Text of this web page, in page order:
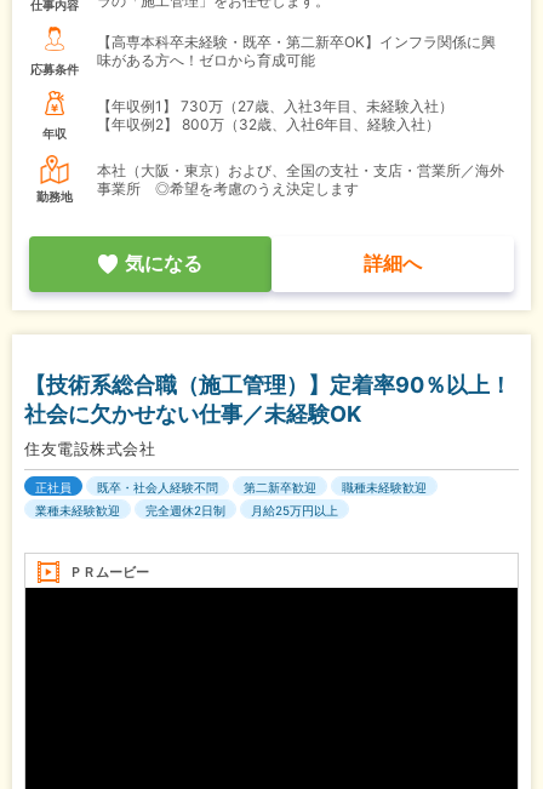
仕事内容
応募条件
【高専本科卒未経験・既卒・第二新卒OK】インフラ関係に興
味がある方へ！ゼロから育成可能
年収
【年収例1】
730万（27歳、入社3年目、未経験入社）
【年収例2】
800万（32歳、入社6年目、経験入社）
勤務地
本社（大阪・東京）および、全国の支社・支店・営業所／海外
事業所 ◎希望を考慮のうえ決定します
気になる 詳細へ
【技術系総合職（施工管理）】定着率90％以上！
社会に欠かせない仕事／未経験OK
住友電設株式会社
正社員 既卒・社会人経験不問 第二新卒歓迎
職種未経験歓迎
業種未経験歓迎
完全週休2日制 月給25万円以上
ＰＲムービー